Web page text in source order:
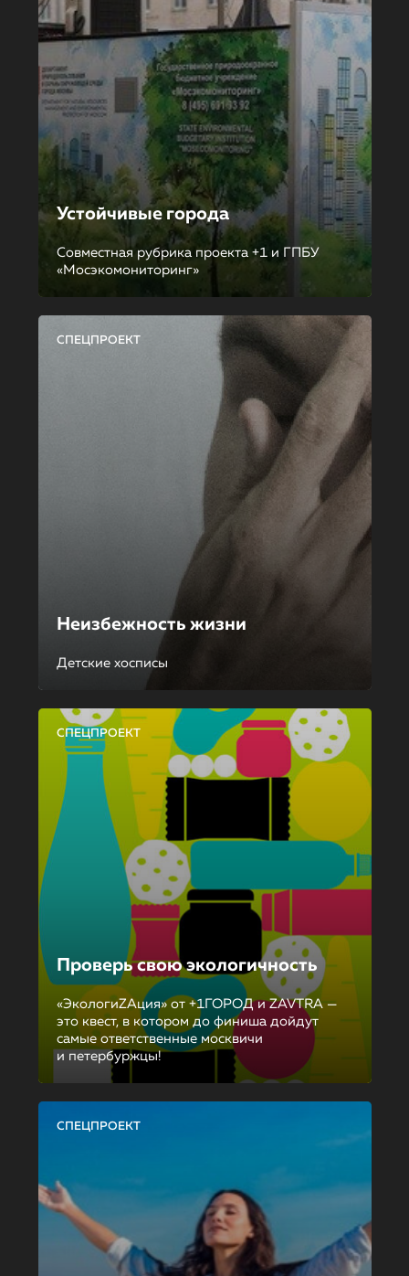
Устойчивые города
Совместная рубрика проекта +1 и ГПБУ
«Мосэкомониторинг»
СПЕЦПРОЕКТ
Неизбежность жизни
Детские хосписы
СПЕЦПРОЕКТ
Проверь свою экологичность
«ЭкологиZAция» от +1ГОРОД и ZAVTRA —
это квест, в котором до финиша дойдут
самые ответственные москвичи
и петербуржцы!
СПЕЦПРОЕКТ